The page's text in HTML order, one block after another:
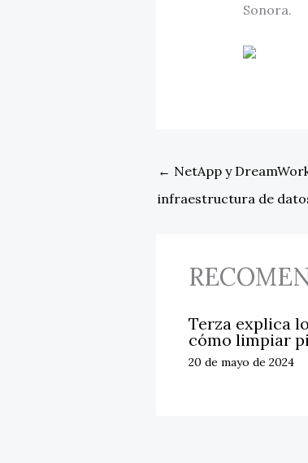
Sonora.
← NetApp y
infraestructura de
Terza explica
cómo limpiar
20 de mayo de 2024